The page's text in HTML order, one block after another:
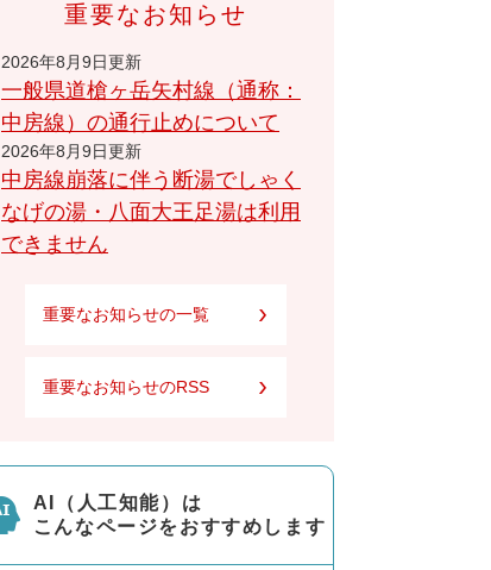
重要なお知らせ
2026年8月9日更新
一般県道槍ヶ岳矢村線（通称：
中房線）の通行止めについて
2026年8月9日更新
中房線崩落に伴う断湯でしゃく
なげの湯・八面大王足湯は利用
できません
重要なお知らせの一覧
重要なお知らせのRSS
AI（人工知能）は
こんなページをおすすめします